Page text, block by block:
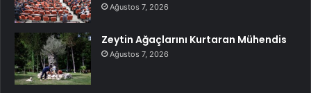
Ağustos 7, 2026
Zeytin Ağaçlarını Kurtaran Mühendis
Ağustos 7, 2026